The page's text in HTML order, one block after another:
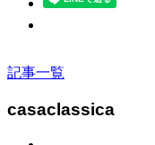
記事一覧
casaclassica